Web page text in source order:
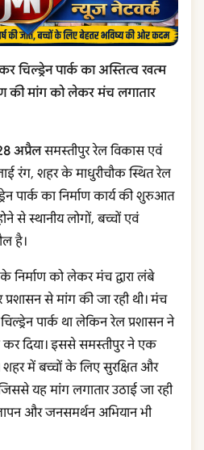
चिल्ड्रेन पार्क का अस्तित्व खत्म
की मांग को लेकर मंच लगातार
अप्रैलसमस्तीपुर रेल विकास एवं
रंग, शहर के माधुरीचौक स्थित रेल
पार्क का निर्माण कार्य की शुरुआत
से स्थानीय लोगों, बच्चों एवं
है।
निर्माण को लेकर मंच द्वारा लंबे
से मांग की जा रही थी। मंच
पार्क था लेकिन रेल प्रशासन ने
कर दिया। इससे समस्तीपुर ने एक
शहर में बच्चों के लिए सुरक्षित और
यह मांग लगातार उठाई जा रही
और जनसमर्थन अभियान भी